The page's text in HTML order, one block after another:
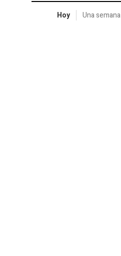
Hoy Una semana